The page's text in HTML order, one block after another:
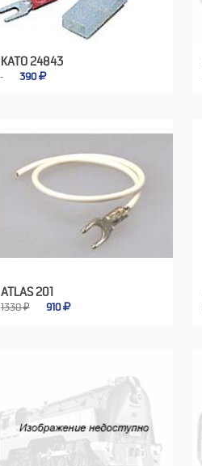
KATO 24843
390
ATLAS 201
1330 ₽ 910